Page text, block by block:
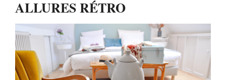
ALLURES RÉTRO